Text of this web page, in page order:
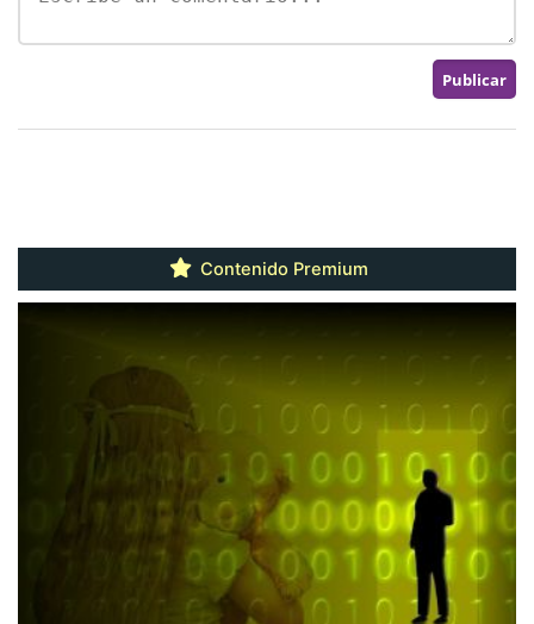
Contenido Premium